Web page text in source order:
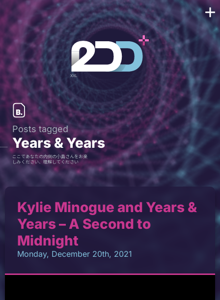
Posts tagged
Years & Years
ここであなたの内側の小島さんをお楽
しみください、理解してください
Kylie Minogue and Years &
Years – A Second to
Midnight
Monday, December 20th, 2021